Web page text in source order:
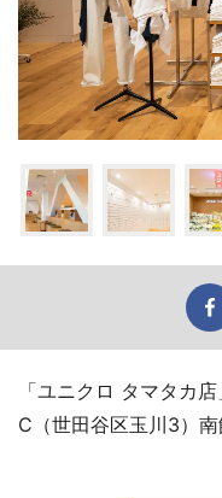
「ユニクロ タマタカ
C（世田谷区玉川3）南